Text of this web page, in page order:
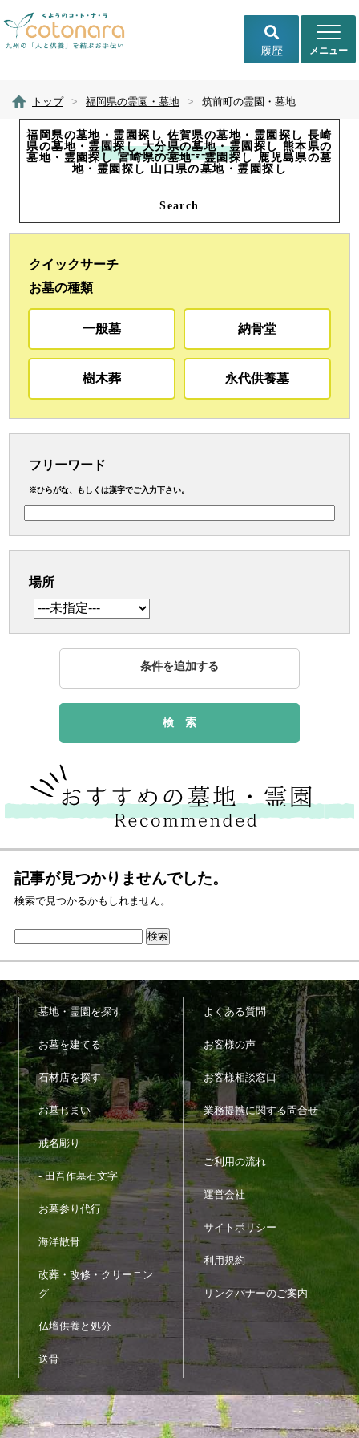
トップ > 福岡県の霊園・墓地 > 筑前町の霊園・墓地
福岡県の墓地・霊園探し 佐賀県の墓地・霊園探し 長崎
県の墓地・霊園探し 大分県の墓地・霊園探し 熊本県の
墓地・霊園探し 宮崎県の墓地・霊園探し 鹿児島県の墓
地・霊園探し 山口県の墓地・霊園探し
Search
クイックサーチ
お墓の種類
一般墓 納骨堂
樹木葬 永代供養墓
フリーワード
※ひらがな、もしくは漢字でご入力下さい。
場所
条件を追加する
記事が見つかりませんでした。
検索で見つかるかもしれません。
墓地・霊園を探す
お墓を建てる
石材店を探す
お墓じまい
戒名彫り
- 田吾作墓石文字
お墓参り代行
海洋散骨
改葬・改修・クリーニン
グ
仏壇供養と処分
送骨
よくある質問
お客様の声
お客様相談窓口
業務提携に関する問合せ
ご利用の流れ
運営会社
サイトポリシー
利用規約
リンクバナーのご案内
履歴